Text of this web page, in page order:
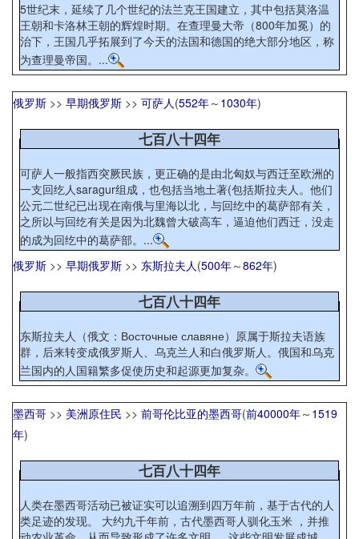
5世纪末，延续了几个世纪的法兰克王国建立，其中包括莫洛温
王朝和卡洛林王朝的辉煌时期。在查理曼大帝（800年加冕）的
治下，王国几乎拓展到了今天的法国和德国的绝大部分地区，称
为查理曼帝国。...
俄罗斯 >> 早期俄罗斯 >> 可萨人(552年～ 1030年)
七百八十四年
可萨人一般指西突厥民族，更正确的是由北匈奴与西迁至欧洲的
一支回纥人saragur组成，也包括当地土著(包括斯拉夫人。他们
公元二世纪已出现在南俄与里海以北，与回纥中的葛萨部有关，
之所以与回纥有关是因为北魏曾大破高车，逼迫他们西迁，没走
的成为回纥中的葛萨部。...
俄罗斯 >> 早期俄罗斯 >> 东斯拉夫人(500年～862年)
七百八十四年
东斯拉夫人（俄文：Восточные славяне）原属于斯拉夫语族
群，后来转变成俄罗斯人、乌克兰人和白俄罗斯人。俄国和乌克
兰国内的人国籍繁多促使历史和起源更加复杂。
墨西哥 >> 美洲原住民 >> 前哥伦比亚的墨西哥(前40000年～ 1519
年)
七百八十四年
人类在墨西哥活动已被证实可以追溯到四万年前，基于古代的人
类足迹的发现。 大约九千年前，古代墨西哥人驯化玉米 ，并推